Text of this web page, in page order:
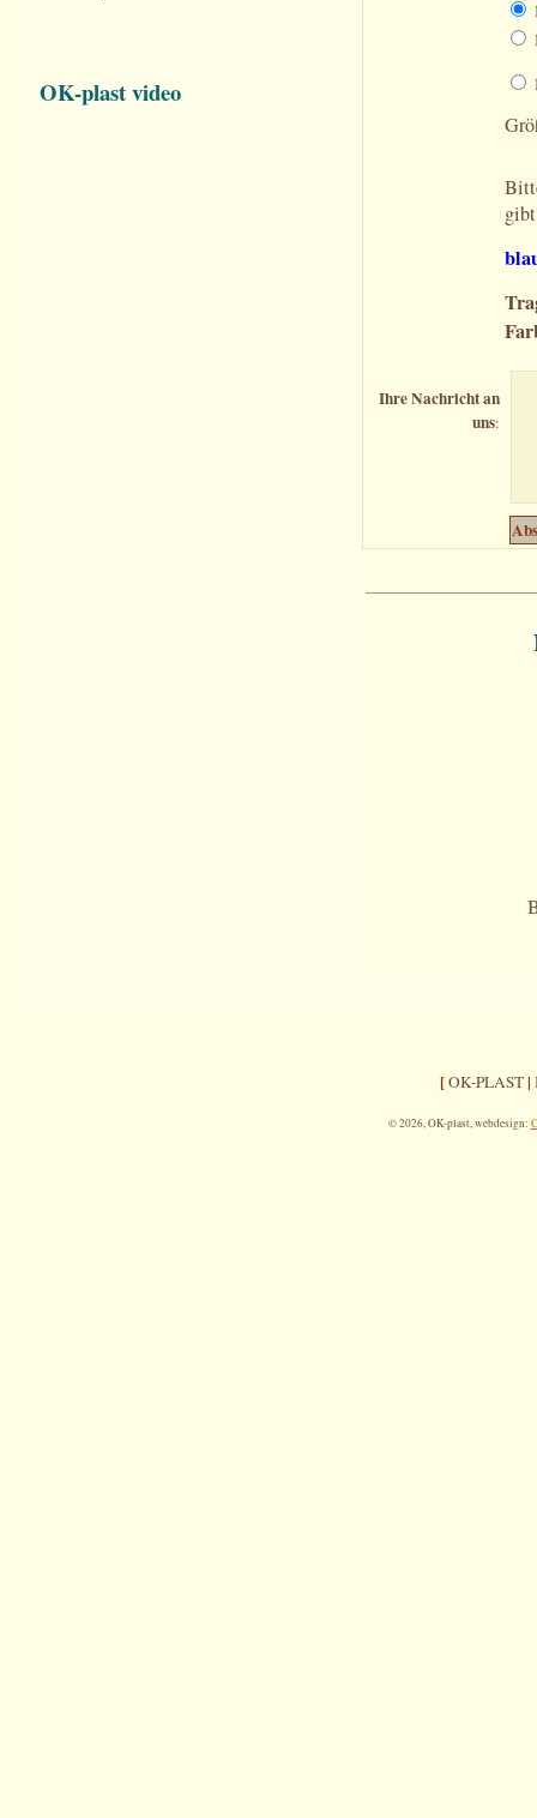
OK-plast video
[OK-PLAST|
© 2026, OK-plast, webdesign: